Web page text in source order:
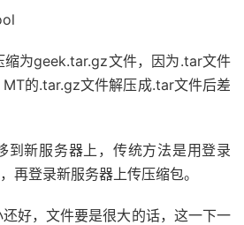
为geek.tar.gz文件，因为.tar文件
的.tar.gz文件解压成.tar文件后差
到新服务器上，传统方法是用登录
再登录新服务器上传压缩包。
好，文件要是很大的话，这一下一